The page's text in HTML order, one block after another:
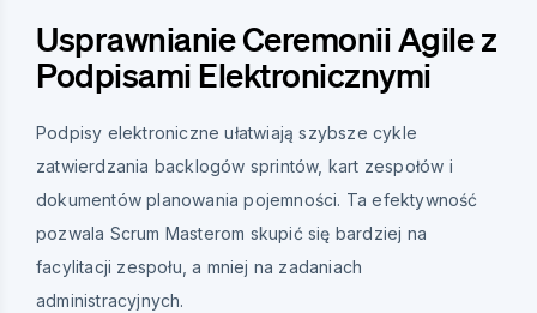
Usprawnianie Ceremonii Agile z
Podpisami Elektronicznymi
Podpisy elektroniczne ułatwiają szybsze cykle
zatwierdzania backlogów sprintów, kart zespołów i
dokumentów planowania pojemności. Ta efektywność
pozwala Scrum Masterom skupić się bardziej na
facylitacji zespołu, a mniej na zadaniach
administracyjnych.